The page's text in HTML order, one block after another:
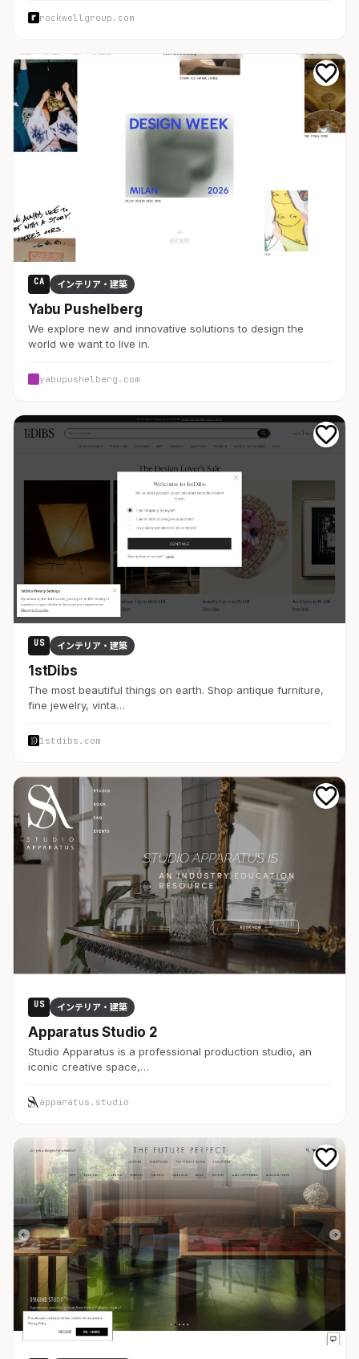
rockwellgroup.com
CA インテリア・建築
Yabu Pushelberg
We explore new and innovative solutions to design the
world we want to live in.
yabupushelberg.com
US インテリア・建築
1stDibs
The most beautiful things on earth. Shop antique furniture,
fine jewelry, vinta…
1stdibs.com
US インテリア・建築
Apparatus Studio 2
Studio Apparatus is a professional production studio, an
iconic creative space,…
apparatus.studio